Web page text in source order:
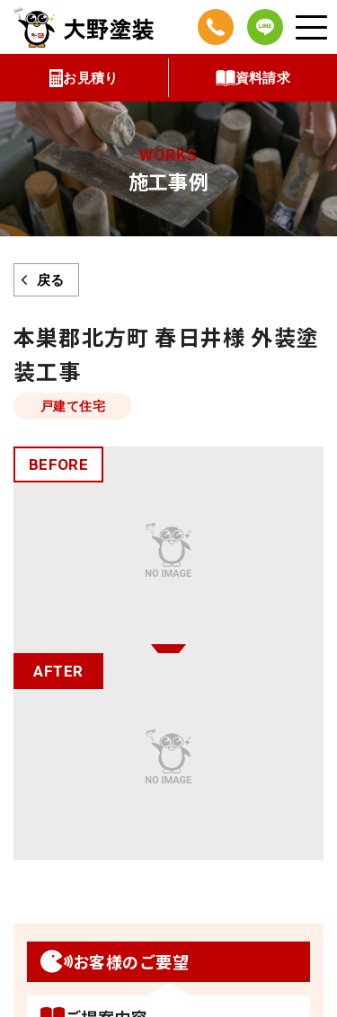
コ
ツ
へ
ス
キ
ッ
お見積り 資料請求
WORKS
施工事例
戻る
本巣郡北方町 春日井様 外装塗
装工事
戸建て住宅
お客様のご要望